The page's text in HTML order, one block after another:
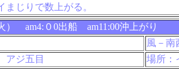
まじりで数上がる。
） am4:０0出船 am11:00沖上がり
風－南
アジ五目
場所：